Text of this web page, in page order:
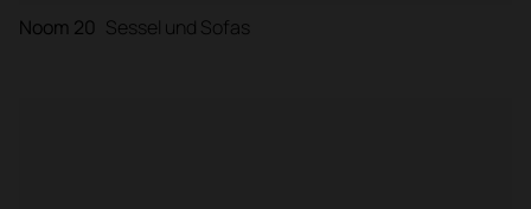
Noom 20 Sessel und Sofas